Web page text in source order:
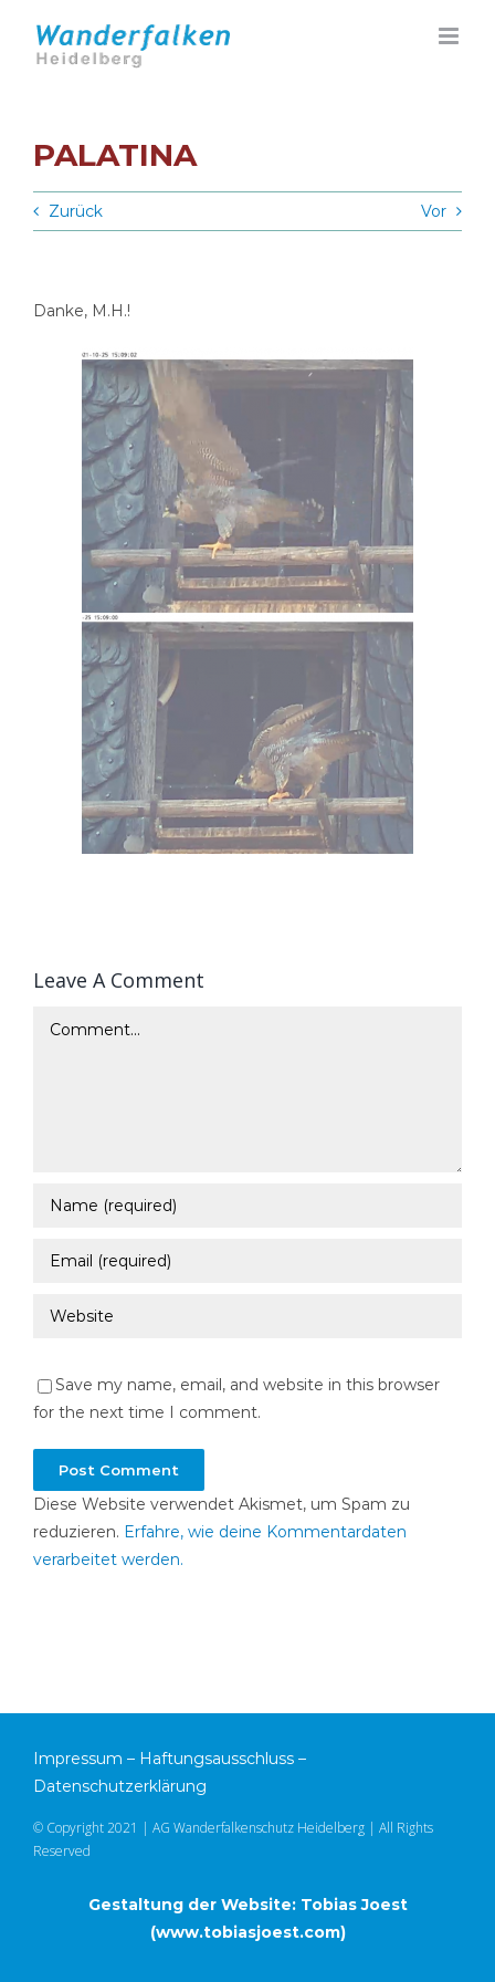
Inhalt
springen
PALATINA
Zurück Vor
Danke, M.H.!
Leave A Comment
Comment
Save my name, email, and website in this browser
for the next time I comment.
Diese Website verwendet Akismet, um Spam zu
reduzieren. Erfahre, wie deine Kommentardaten
verarbeitet werden.
Impressum – Haftungsausschluss –
Datenschutzerklärung
© Copyright 2021 | AG Wanderfalkenschutz Heidelberg | All Rights
Reserved
Gestaltung der Website: Tobias Joest
(www.tobiasjoest.com)